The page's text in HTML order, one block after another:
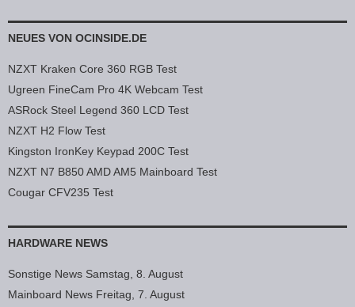
NEUES VON OCINSIDE.DE
NZXT Kraken Core 360 RGB Test
Ugreen FineCam Pro 4K Webcam Test
ASRock Steel Legend 360 LCD Test
NZXT H2 Flow Test
Kingston IronKey Keypad 200C Test
NZXT N7 B850 AMD AM5 Mainboard Test
Cougar CFV235 Test
HARDWARE NEWS
Sonstige News Samstag, 8. August
Mainboard News Freitag, 7. August